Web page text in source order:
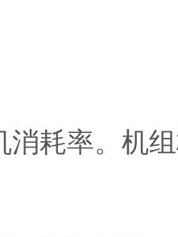
消耗率。机